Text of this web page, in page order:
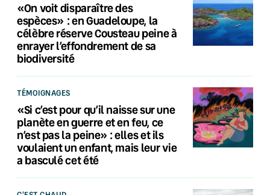
«On voit disparaître des
espèces» : en Guadeloupe, la
célèbre réserve Cousteau peine à
enrayer l’effondrement de sa
biodiversité
TÉMOIGNAGES
«Si c’est pour qu’il naisse sur une
planète en guerre et en feu, ce
n’est pas la peine» : elles et ils
voulaient un enfant, mais leur vie
a basculé cet été